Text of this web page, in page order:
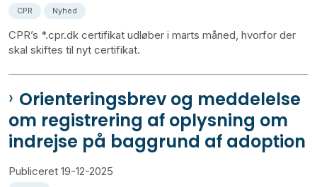
CPR Nyhed
CPR’s *.cpr.dk certifikat udløber i marts måned, hvorfor der
skal skiftes til nyt certifikat.
Orienteringsbrev og meddelelse
om registrering af oplysning om
indrejse på baggrund af adoption
Publiceret 19-12-2025